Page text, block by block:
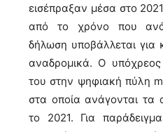
εισέπραξαν μέσα στο
από το χρόνο που
δήλωση υποβάλλεται
αναδρομικά. Ο υπόχρεος
του στην ψηφιακή πύλη
στα οποία ανάγονται τα
το 2021. Για